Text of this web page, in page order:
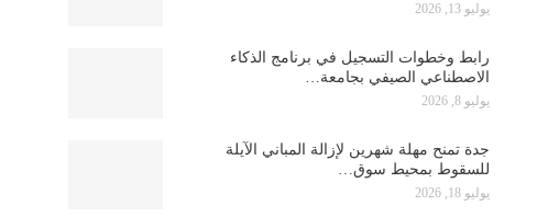
يوليو 13, 2026
رابط وخطوات التسجيل في برنامج الذكاء
الاصطناعي الصيفي بجامعة…
يوليو 8, 2026
جدة تمنح مهلة شهرين لإزالة المباني الآيلة
للسقوط بمحيط سوق…
يوليو 18, 2026